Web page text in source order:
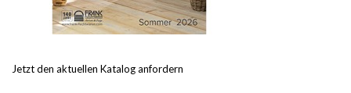
Jetzt den aktuellen Katalog anfordern